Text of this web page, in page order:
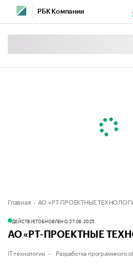
РБК Компании
Главная АО «РТ-ПРОЕКТНЫЕ
ДЕЙСТВУЕТОБНОВЛЕНО, 27.06.2025
АО «РТ-ПРОЕКТНЫЕ
IT-технологии Разработка программного